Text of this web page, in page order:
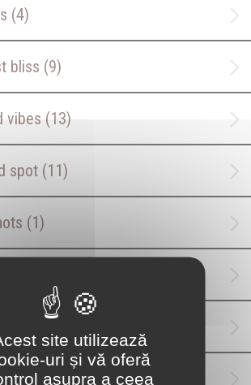
(4)
bliss (9)
vibes (13)
spot (11)
(1)
pancake(25)
site utilizează
uri și vă oferă
asupra a ceea